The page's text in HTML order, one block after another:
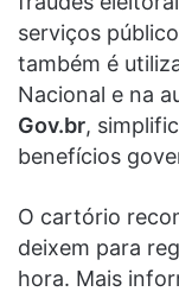
serviços
também é
Nacional e na
Gov.br,
benefícios
O cartório
deixem para
hora. Mais